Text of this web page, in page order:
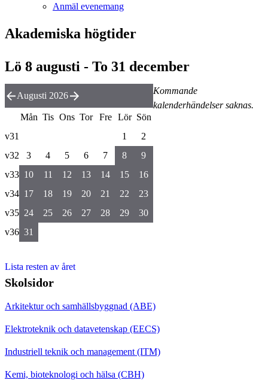
Anmäl evenemang
Akademiska högtider
Lö 8 augusti - To 31 december
Kommande
kalenderhändelser saknas.
Augusti 2026
Mån Tis Ons Tor Fre Lör Sön
v31
1
2
v32
3 4 5 6 7 8
9
v33 10 11 12 13 14 15
16
v34 17 18 19 20 21 22
23
v35 24 25 26 27 28 29
30
v36 31
Lista resten av året
Skolsidor
Arkitektur och samhällsbyggnad (ABE)
Elektroteknik och datavetenskap (EECS)
Industriell teknik och management (ITM)
Kemi, bioteknologi och hälsa (CBH)